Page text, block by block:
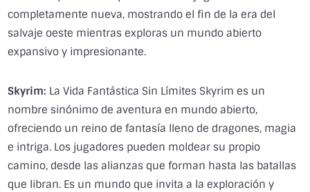
completamente nueva, mostrando el fin de la era del
salvaje oeste mientras exploras un mundo abierto
expansivo y impresionante.
Skyrim: La Vida Fantástica Sin Límites Skyrim es un
nombre sinónimo de aventura en mundo abierto,
ofreciendo un reino de fantasía lleno de dragones, magia
e intriga. Los jugadores pueden moldear su propio
camino, desde las alianzas que forman hasta las batallas
que libran. Es un mundo que invita a la exploración y